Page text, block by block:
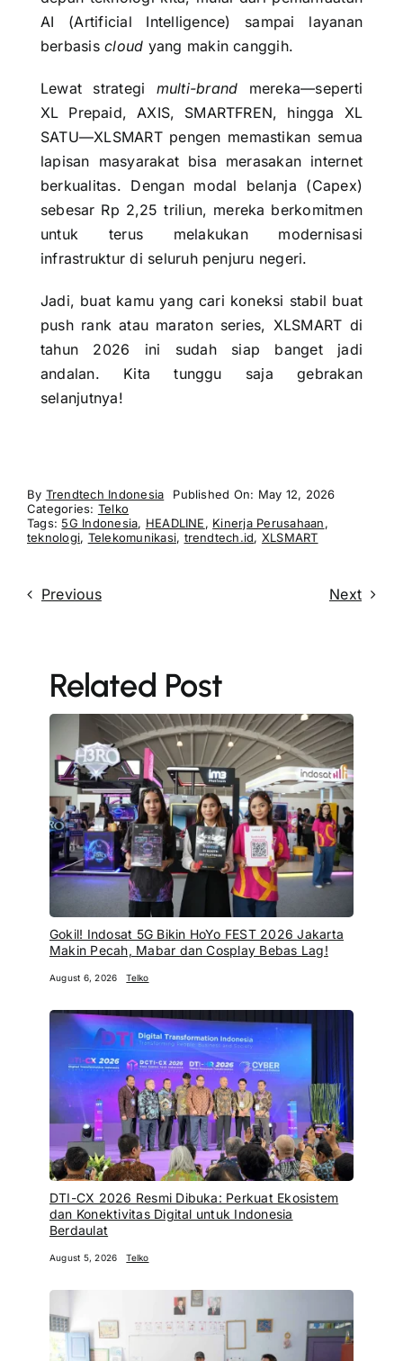
AI (Artificial Intelligence) sampai layanan
berbasiscloud yang makin canggih.
Lewat strategi multi-brand mereka—seperti
XL Prepaid, AXIS, SMARTFREN, hingga XL
SATU—XLSMART pengen memastikan semua
lapisan masyarakat bisa merasakan internet
berkualitas. Dengan modal belanja (Capex)
sebesar Rp 2,25 triliun, mereka berkomitmen
untuk terus melakukan modernisasi
infrastruktur di seluruh penjuru negeri.
Jadi, buat kamu yang cari koneksi stabil buat
push rank atau maraton series, XLSMART di
tahun 2026 ini sudah siap banget jadi
andalan. Kita tunggu saja gebrakan
selanjutnya!
By Trendtech Indonesia
Published On: May 12, 2026
Categories: Telko
Tags: 5G Indonesia, HEADLINE, Kinerja Perusahaan,
teknologi, Telekomunikasi, trendtech.id, XLSMART
Previous Next
Related Post
Gokil! Indosat 5G Bikin HoYo FEST 2026 Jakarta
Makin Pecah, Mabar dan Cosplay Bebas Lag!
August 6, 2026 Telko
DTI-CX 2026 Resmi Dibuka: Perkuat Ekosistem
dan Konektivitas Digital untuk Indonesia
Berdaulat
August 5, 2026 Telko